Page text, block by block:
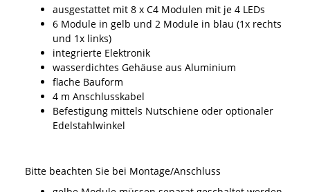
ausgestattet mit 8 x C4 Modulen mit je 4 LEDs
6 Module in gelb und 2 Module in blau (1x rechts
und 1x links)
integrierte Elektronik
wasserdichtes Gehäuse aus Aluminium
flache Bauform
4 m Anschlusskabel
Befestigung mittels Nutschiene oder optionaler
Edelstahlwinkel
Bitte beachten Sie bei Montage/Anschluss